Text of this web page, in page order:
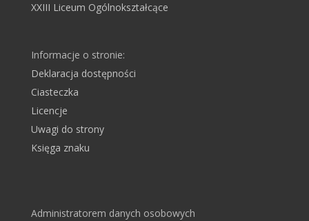
XXIII Liceum Ogólnokształcące
Informacje o stronie:
Deklaracja dostępności
Ciasteczka
Licencje
Uwagi do strony
Księga znaku
Administratorem danych osobowych